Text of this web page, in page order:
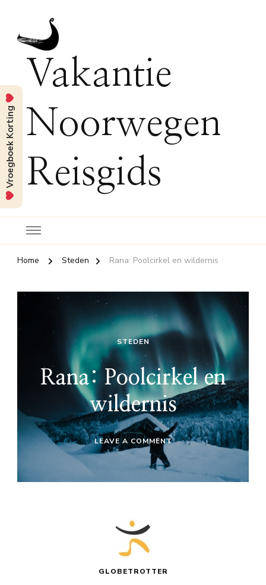
Vakantie
Noorwegen
Reisgids
Home Steden Rana: Poolcirkel en wildernis
STEDEN
Rana: Poolcirkel en
wildernis
LEAVE A COMMENTON
EN
WILDERNIS
GLOBETROTTER
Vroegboek Korting